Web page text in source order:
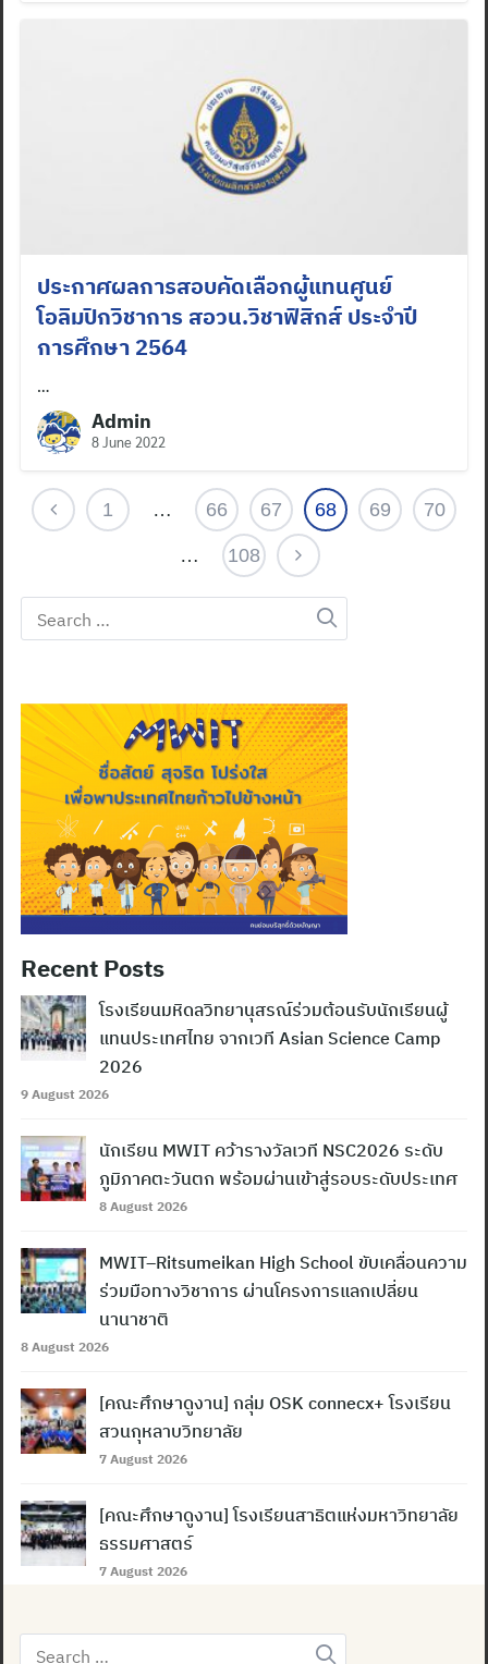
ประกาศผลการสอบคัดเลือกผู้แทนศูนย์
โอลิมปิกวิชาการ สอวน.วิชาฟิสิกส์ ประจำปี
การศึกษา 2564
…
Admin
8 June 2022
1 … 66 67 68 69 70
… 108
Search
for:
Recent Posts
โรงเรียนมหิดลวิทยานุสรณ์ร่วมต้อนรับนักเรียนผู้
แทนประเทศไทย จากเวที Asian Science Camp
2026
9 August 2026
นักเรียน MWIT คว้ารางวัลเวที NSC2026 ระดับ
ภูมิภาคตะวันตก พร้อมผ่านเข้าสู่รอบระดับประเทศ
8 August 2026
MWIT–Ritsumeikan High School ขับเคลื่อนความ
ร่วมมือทางวิชาการ ผ่านโครงการแลกเปลี่ยน
นานาชาติ
8 August 2026
[คณะศึกษาดูงาน] กลุ่ม OSK connecx+ โรงเรียน
สวนกุหลาบวิทยาลัย
7 August 2026
[คณะศึกษาดูงาน] โรงเรียนสาธิตแห่งมหาวิทยาลัย
ธรรมศาสตร์
7 August 2026
Search